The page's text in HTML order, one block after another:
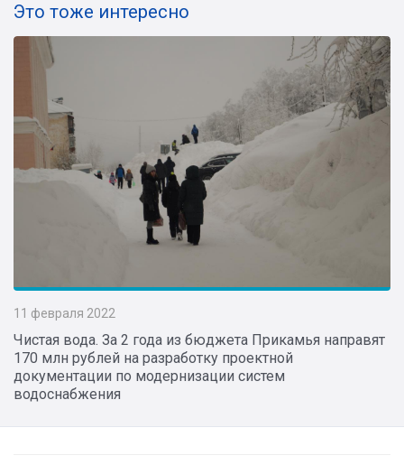
Это тоже интересно
11 февраля 2022
Чистая вода. За 2 года из бюджета Прикамья направят
170 млн рублей на разработку проектной
документации по модернизации систем
водоснабжения